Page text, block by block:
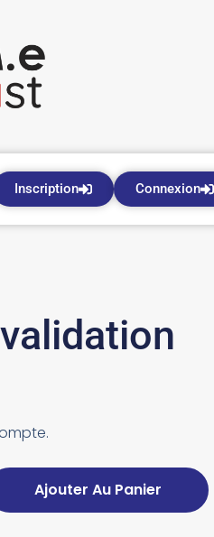
Inscription Connexion
Ajouter Au Panier